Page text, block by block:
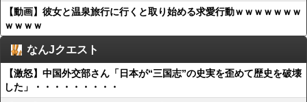
【動画】彼女と温泉旅行に行くと取り始める求愛行動ｗｗｗｗｗｗｗ
ｗｗｗｗ
なんJクエスト
【激怒】中国外交部さん「日本が“三国志”の史実を歪めて歴史を破壊
した」・・・・・・・・・